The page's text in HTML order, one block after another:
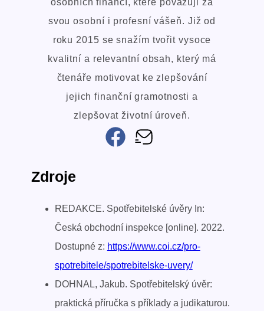
osobních financí, které považuji za
svou osobní i profesní vášeň. Již od
roku 2015 se snažím tvořit vysoce
kvalitní a relevantní obsah, který má
čtenáře motivovat ke zlepšování
jejich finanční gramotnosti a
zlepšovat životní úroveň.
Zdroje
REDAKCE. Spotřebitelské úvěry In:
Česká obchodní inspekce [online]. 2022.
Dostupné z: https://www.coi.cz/pro-
spotrebitele/spotrebitelske-uvery/
DOHNAL, Jakub. Spotřebitelský úvěr:
praktická příručka s příklady a judikaturou.